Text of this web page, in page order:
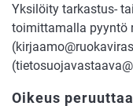
Yksilöity tarkastus-
toimittamalla pyyntö
Oikeus